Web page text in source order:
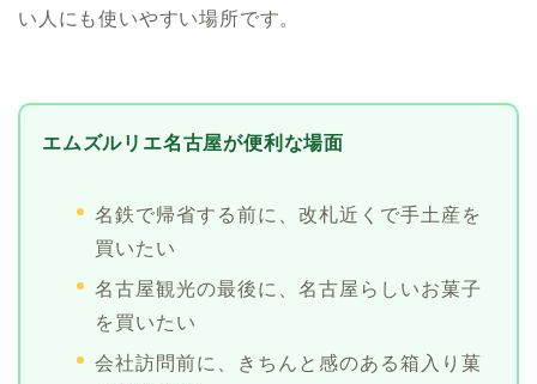
い人にも使いやすい場所です。
エムズルリエ名古屋が便利な場面
名鉄で帰省する前に、改札近くで手土産を
買いたい
名古屋観光の最後に、名古屋らしいお菓子
を買いたい
会社訪問前に、きちんと感のある箱入り菓